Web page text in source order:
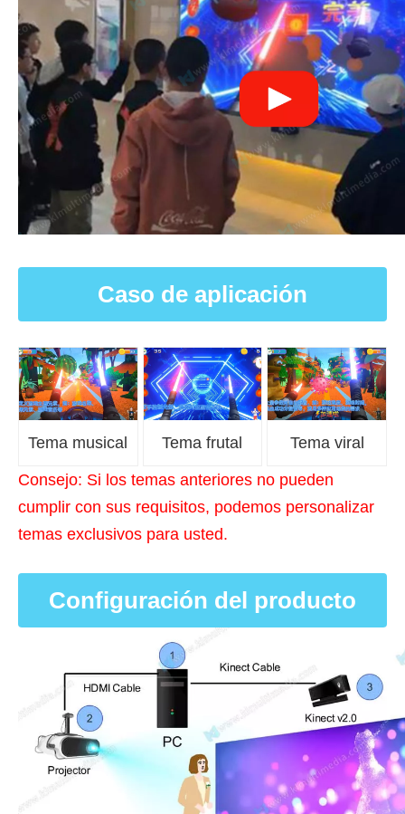
Caso de aplicación
Tema musical Tema frutal Tema viral
Consejo: Si los temas anteriores no pueden
cumplir con sus requisitos, podemos personalizar
temas exclusivos para usted.
Configuración del producto